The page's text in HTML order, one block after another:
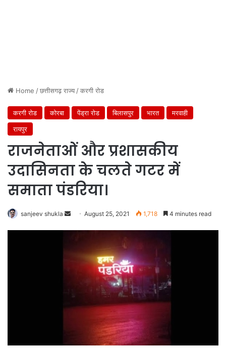
Home /छत्तीसगढ़ राज्य/करगी रोड
करगी रोड कोरबा पेंड्रा रोड बिलासपुर भारत
मरवाही
रायपुर
राजनेताओं और प्रशासकीय
उदासिनता के चलते गटर में
समाता पंडरिया।
sanjeev shukla
SendAugust 25, 2021 1,718 4 minutes read